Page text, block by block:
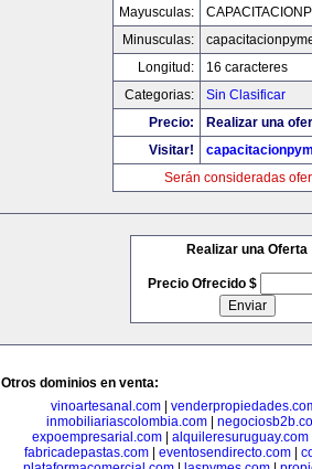
Mayusculas:
Minusculas:
Longitud:
16 caracteres
Categorias:
Sin Clasificar
Precio:
Realizar una
Visitar!
Serán consideradas
Realizar una Oferta
Precio Ofrecido $
Otros dominios en venta:
vinoartesanal.com
inmobiliariascolombia.com|
expoempresarial.com| alquileresuruguay.com
fabricadepastas.com| eventosendirecto.com|